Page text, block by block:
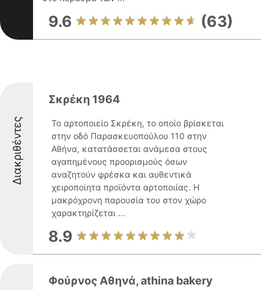
9.6 (63)
Διακριθέντες
Σκρέκη 1964
Το αρτοποιείο Σκρέκη, το οποίο βρίσκεται
στην οδό Παρασκευοπούλου 110 στην
Αθήνα, κατατάσσεται ανάμεσα στους
αγαπημένους προορισμούς όσων
αναζητούν φρέσκα και αυθεντικά
χειροποίητα προϊόντα αρτοποιίας. Η
μακρόχρονη παρουσία του στον χώρο
χαρακτηρίζεται ...
8.9
Φούρνος Αθηνά, athina bakery